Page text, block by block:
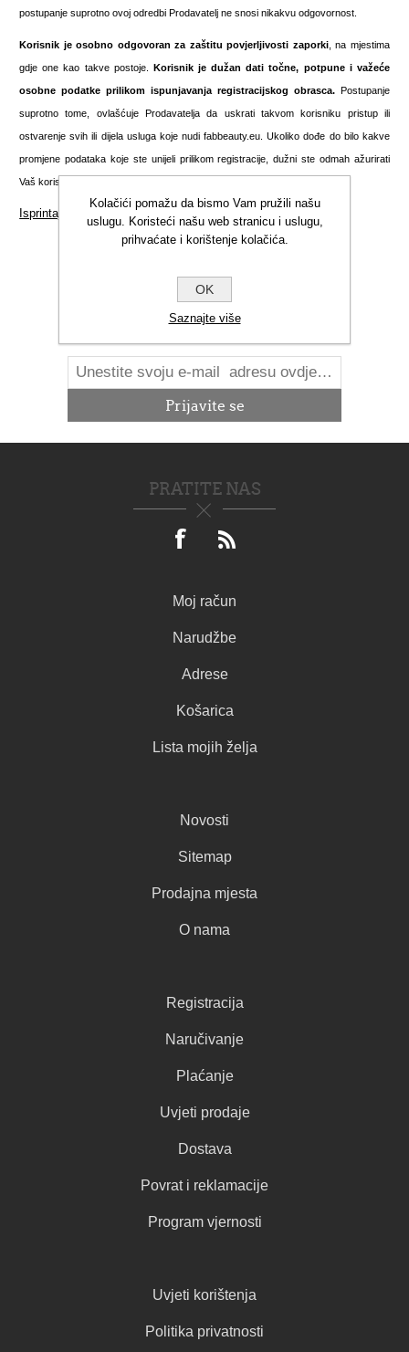
postupanje suprotno ovoj odredbi Prodavatelj ne snosi nikakvu odgovornost.
Korisnik je osobno odgovoran za zaštitu povjerljivosti zaporki, na mjestima
gdje one kao takve postoje. Korisnik je dužan dati točne, potpune i važeće
osobne podatke prilikom ispunjavanja registracijskog obrasca.Postupanje
suprotno tome, ovlašćuje Prodavatelja da uskrati takvom korisniku pristup ili
ostvarenje svih ili dijela usluga koje nudi fabbeauty.eu. Ukoliko dođe do bilo kakve
promjene podataka koje ste unijeli prilikom registracije, dužni ste odmah ažurirati
Vaš korisnički račun kako biste nas obavijestili o nastalim promjenama.
Isprintajte ovu stranicu
NOVOSTI
PRATITE NAS
Moj račun
Narudžbe
Adrese
Košarica
Lista mojih želja
Novosti
Sitemap
Prodajna mjesta
O nama
Registracija
Naručivanje
Plaćanje
Uvjeti prodaje
Dostava
Povrat i reklamacije
Program vjernosti
Uvjeti korištenja
Politika privatnosti
Kolačići pomažu da bismo Vam pružili našu
uslugu. Koristeći našu web stranicu i uslugu,
prihvaćate i korištenje kolačića.
OK
Saznajte više